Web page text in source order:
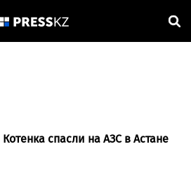
Котенка спасли на АЗС в Астане